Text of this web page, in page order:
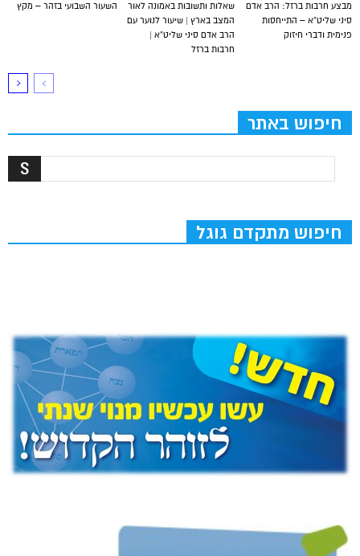
השעור השבועי בזהר – מקץ
שאלות ותשובות באמונה לאור
המצב בארץ | שיעור לנוער עם
הרב אדם סיני שליט”א |
חרבות ברזל
מבצע חרבות ברזל: הרב אדם
סיני שליט”א – התייחסות
פנימית ודברי חיזוק
חיפוש באתר
חיפוש מתקדם גוגל